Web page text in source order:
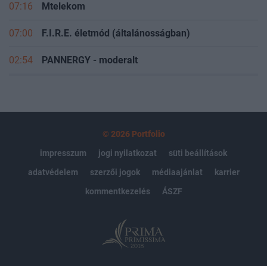
07:16 Mtelekom
07:00 F.I.R.E. életmód (általánosságban)
02:54 PANNERGY - moderalt
© 2026 Portfolio
impresszum
jogi nyilatkozat
süti beállítások
adatvédelem
szerzői jogok médiaajánlat
karrier
kommentkezelés
ÁSZF